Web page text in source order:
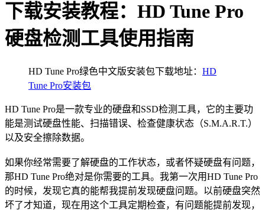
下载安装教程：HD Tune Pro
硬盘检测工具使用指南
HD Tune Pro绿色中文版安装包下载地址： HD
Tune Pro安装包
HD Tune Pro是一款专业的硬盘和SSD检测工具，它的主要功
能是测试硬盘性能、扫描错误、检查健康状态（S.M.A.R.T.）
以及安全擦除数据。
如果你经常需要了解硬盘的工作状态，或者怀疑硬盘有问题，
那HD Tune Pro绝对是你需要的工具。我第一次用HD Tune Pro
的时候，发现它真的能帮我提前发现硬盘问题。以前硬盘突然
坏了才知道，现在用这个工具定期检查，有问题能提前发现，